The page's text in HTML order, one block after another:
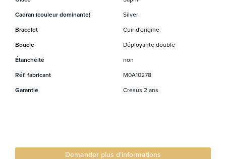
Cadran (couleur dominante) Silver
Bracelet Cuir d'origine
Boucle Déployante double
Étanchéité non
Réf. fabricant M0A10278
Garantie Cresus 2 ans
Demander plus d'informations